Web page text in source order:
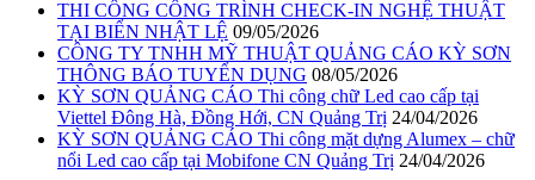
THI CÔNG CÔNG TRÌNH CHECK-IN NGHỆ THUẬT
TẠI BIỂN NHẬT LỆ 09/05/2026
CÔNG TY TNHH MỸ THUẬT QUẢNG CÁO KỲ SƠN
THÔNG BÁO TUYỂN DỤNG 08/05/2026
KỲ SƠN QUẢNG CÁO Thi công chữ Led cao cấp tại
Viettel Đông Hà, Đồng Hới, CN Quảng Trị 24/04/2026
KỲ SƠN QUẢNG CÁO Thi công mặt dựng Alumex – chữ
nổi Led cao cấp tại Mobifone CN Quảng Trị 24/04/2026